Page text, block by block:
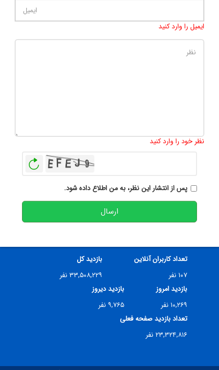
ایمیل را وارد کنید
نظر خود را وارد کنید
پس از انتشار این نظر، به من اطلاع داده شود.
ارسال
تعداد کاربران آنلاین
۱۰۷ نفر
بازدید کل
۳۳,۵۰۸,۲۲۹ نفر
بازدید امروز
۱۰,۲۶۹ نفر
بازدید دیروز
۹,۷۶۵ نفر
تعداد بازدید صفحه فعلی
۲۳,۳۲۴,۸۱۶ نفر